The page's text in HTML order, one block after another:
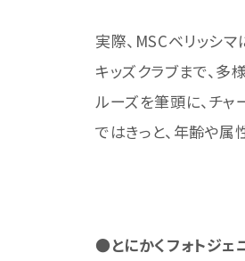
実際、MSCベリッシ
キッズクラブまで、
ルーズを筆頭に、チ
ではきっと、年齢や
●とにかくフォトジェ